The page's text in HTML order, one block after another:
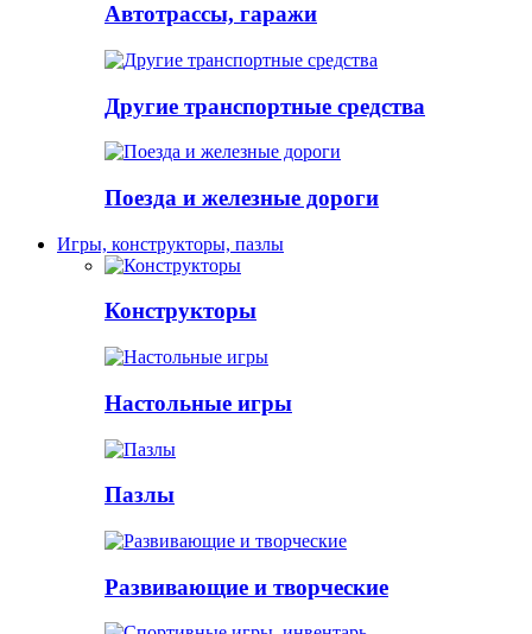
Автотрассы, гаражи
Другие транспортные средства
Поезда и железные дороги
Игры, конструкторы, пазлы
Конструкторы
Настольные игры
Пазлы
Развивающие и творческие